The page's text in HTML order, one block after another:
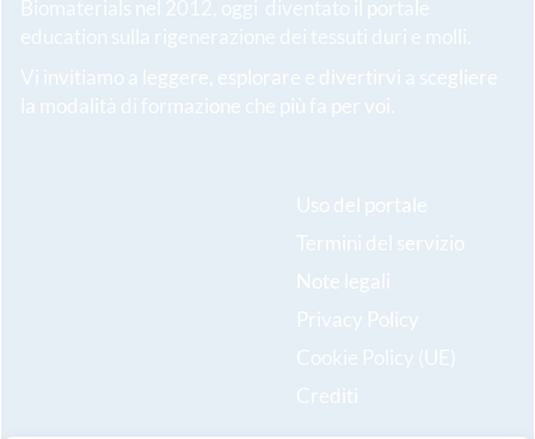
Biomaterials nel 2012, oggi diventato il portale
education sulla rigenerazione dei tessuti duri e molli.
Vi invitiamo a leggere, esplorare e divertirvi a scegliere
la modalità di formazione che più fa per voi.
Uso del portale
Termini del servizio
Note legali
Privacy Policy
Cookie Policy (UE)
Crediti